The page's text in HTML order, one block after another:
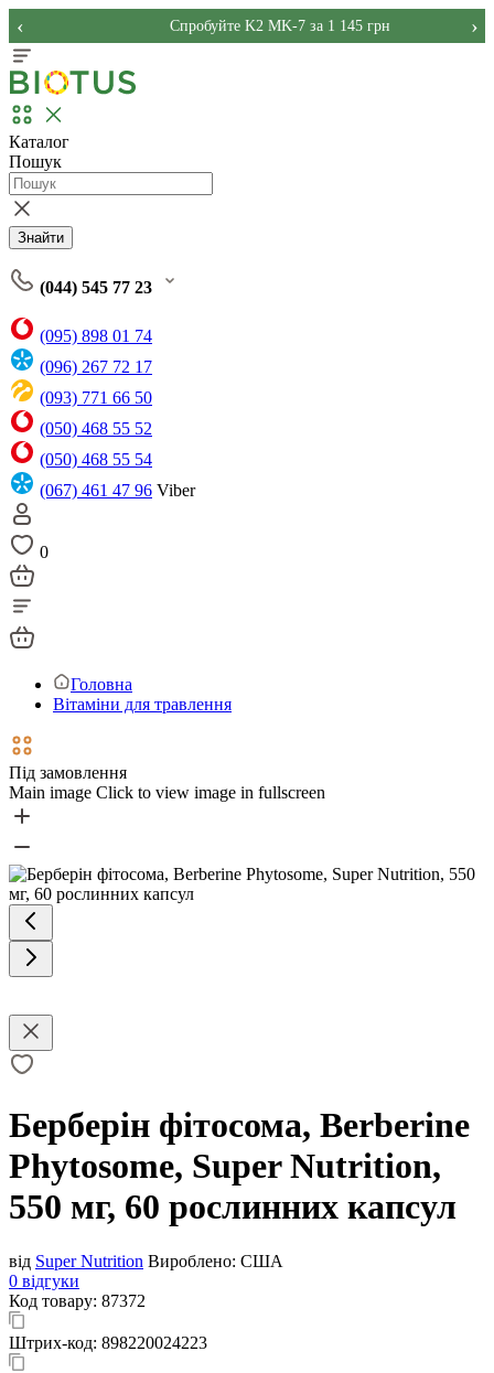
Спробуйте K2 MK-7 за 1 145 грн
‹ ›
Каталог
Пошук
Знайти
(044) 545 77 23
(095) 898 01 74
(096) 267 72 17
(093) 771 66 50
(050) 468 55 52
(050) 468 55 54
(067) 461 47 96 Viber
0
Головна
Вітаміни для травлення
Під замовлення
Main image Click to view image in fullscreen
Берберін фітосома, Berberine
Phytosome, Super Nutrition,
550 мг, 60 рослинних капсул
від Super Nutrition Вироблено: США
0 відгуки
Код товару: 87372
Штрих-код: 898220024223